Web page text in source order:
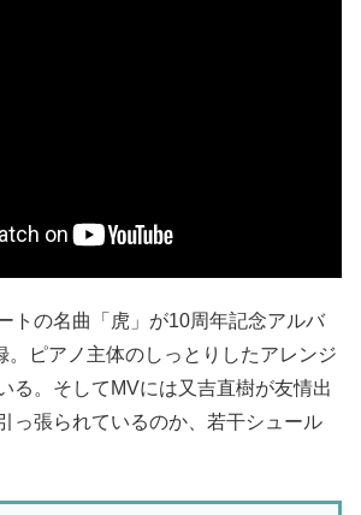
トの名曲「虎」が10周年記念アルバ
。ピアノ主体のしっとりしたアレンジ
る。そしてMVには又吉直樹が友情出
っ張られているのか、若干シュール